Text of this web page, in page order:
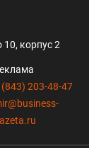
10, корпус 2
(843) 203-48-47